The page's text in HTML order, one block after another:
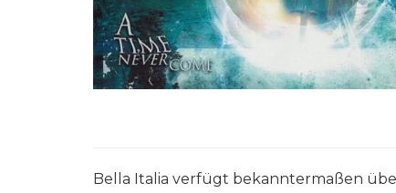
Bella Italia verfügt bekanntermaßen